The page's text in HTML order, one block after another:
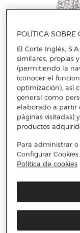
POLÍTICA SOBRE
El Corte Inglés,
similares, propias
(permitiendo la
(conocer el
optimización), así
general como
elaborado a partir
páginas visitadas)
productos
Para administrar
Configurar Cookies.
Política de cookies